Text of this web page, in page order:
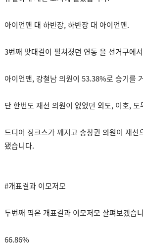
아이언맨 대 하반장, 하반장 대 아이언맨.
3번째 맞대결이 펼쳐졌던 연동 을 선거구에
아이언맨, 강철남 의원이 53.38%로 승기를
단 한번도 재선 의원이 없었던 외도, 이호, 도
드디어 징크스가 깨지고 송창권 의원이 재선
됐습니다.
#개표결과 이모저모
두번째 픽은 개표결과 이모저모 살펴보겠습
66.86%